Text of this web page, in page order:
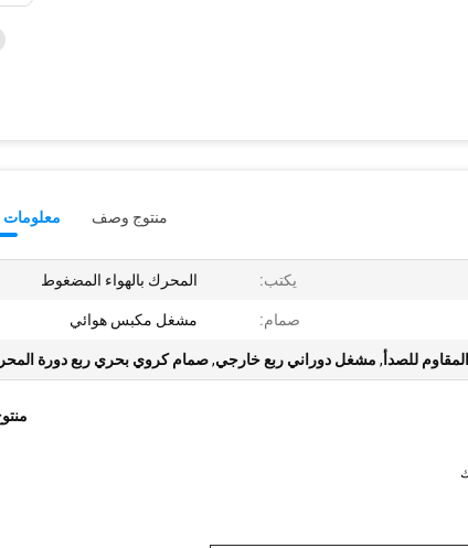
معلومات منتوج وصف
يكتب: المحرك بالهواء المضغوط
صمام: مشغل مكبس هوائي
, مشغل دوراني ربع خارجي,صمام كروي بحري ربع دورة